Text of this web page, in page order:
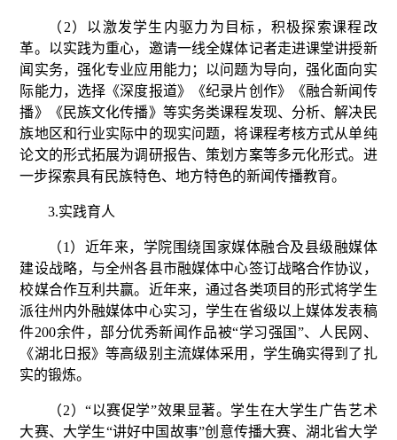
（ 2）以激发学生内驱力为目标，积极探索课程改
革。以实践为重心，邀请一线全媒体记者走进课堂讲授新
闻实务，强化专业应用能力；以问题为导向，强化面向实
际能力，选择《深度报道》《纪录片创作》《融合新闻传
播》《民族文化传播》等实务类课程发现、分析、解决民
族地区和行业实际中的现实问题，将课程考核方式从单纯
论文的形式拓展为调研报告、策划方案等多元化形式。进
一步探索具有民族特色、地方特色的新闻传播教育。
3.实践育人
（1 ）近年来，学院围绕国家媒体融合及县级融媒体
建设战略，与全州各县市融媒体中心签订战略合作协议，
校媒合作互利共赢。近年来，通过各类项目的形式将学生
派往州内外融媒体中心实习，学生在省级以上媒体发表稿
件200余件，部分优秀新闻作品被“学习强国”、人民网、
《湖北日报》等高级别主流媒体采用，学生确实得到了扎
实的锻炼。
（2）“以赛促学”效果显著。学生在大学生广告艺术
大赛、大学生“讲好中国故事”创意传播大赛、湖北省大学